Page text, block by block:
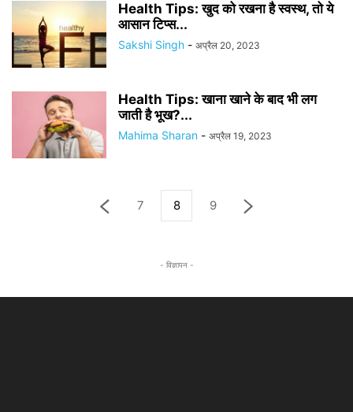
Health Tips: खुद को रखना है स्वस्थ, तो ये
आसान टिप्स...
Sakshi Singh - अप्रैल 20, 2023
Health Tips: खाना खाने के बाद भी लग
जाती है भूख?...
Mahima Sharan - अप्रैल 19, 2023
7 8 9
- विज्ञापन -